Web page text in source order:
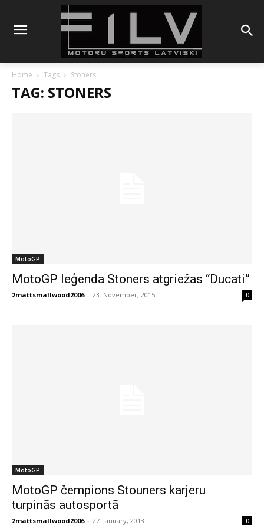
Home Tags Stoners
TAG: STONERS
MotoGP
MotoGP leģenda Stoners atgriežas “Ducati”
2mattsmallwood2006 - 23. November, 2015 0
MotoGP
MotoGP čempions Stouners karjeru
turpinās autosportā
2mattsmallwood2006 - 27. January, 2013 0